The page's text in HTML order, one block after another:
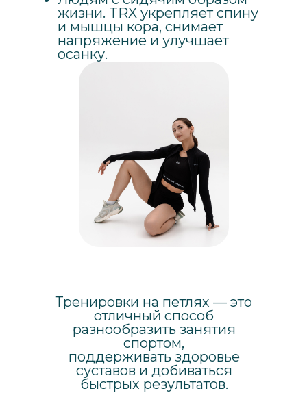
жизни. TRX укрепляет спину
и мышцы кора, снимает
напряжение и улучшает
осанку.
Тренировки на петлях — это
отличный способ
разнообразить занятия
спортом,
поддерживать здоровье
суставов и добиваться
быстрых результатов.